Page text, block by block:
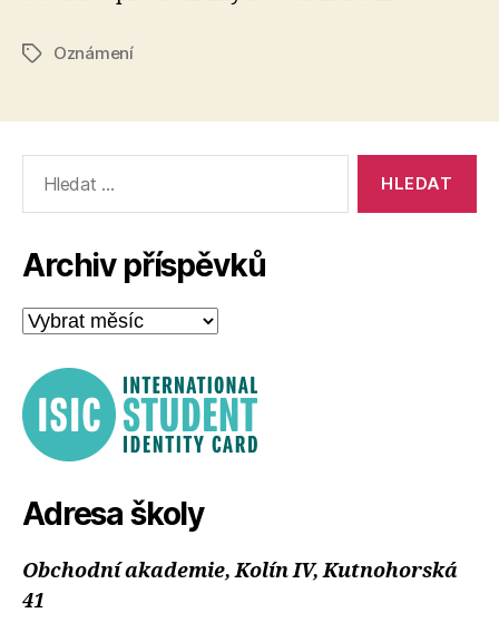
ŠtítkyOznámení
vyhledávání:
Archiv příspěvků
Archiv
příspěvků
Adresa školy
Obchodní akademie, Kolín IV, Kutnohorská
41